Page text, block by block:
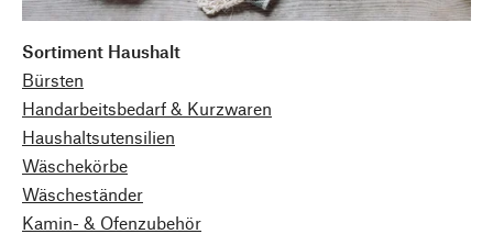
Sortiment Haushalt
Bürsten
Handarbeitsbedarf & Kurzwaren
Haushaltsutensilien
Wäschekörbe
Wäscheständer
Kamin- & Ofenzubehör